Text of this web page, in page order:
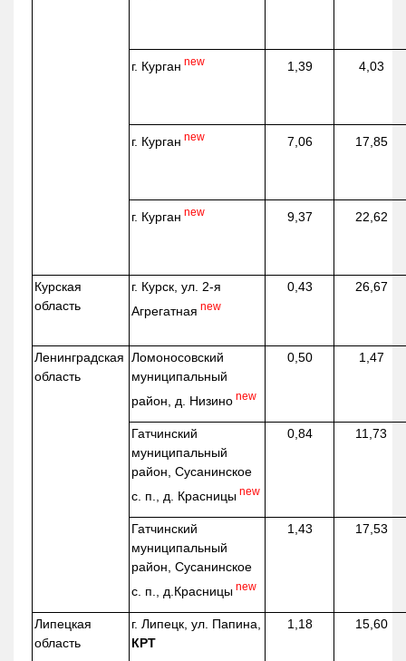
г. Курган new 1,39 4,03
г. Курган new 7,06 17,85
г. Курган new 9,37 22,62
Курская
область
г. Курск, ул. 2-я
Агрегатная new
0,43 26,67
Ленинградская
область
Ломоносовский
муниципальный
район, д. Низино new
0,50 1,47
Гатчинский
муниципальный
район, Сусанинское
с. п., д. Красницы new
0,84 11,73
Гатчинский
муниципальный
район, Сусанинское
с. п., д.Красницы new
1,43 17,53
Липецкая
область
г. Липецк, ул. Папина,
КРТ
1,18 15,60